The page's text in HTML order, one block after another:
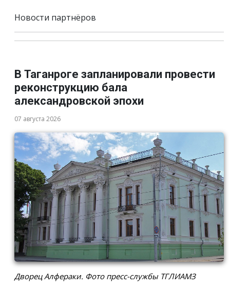
Новости партнёров
В Таганроге запланировали провести
реконструкцию бала
александровской эпохи
07 августа 2026
Дворец Алфераки. Фото пресс-службы ТГЛИАМЗ